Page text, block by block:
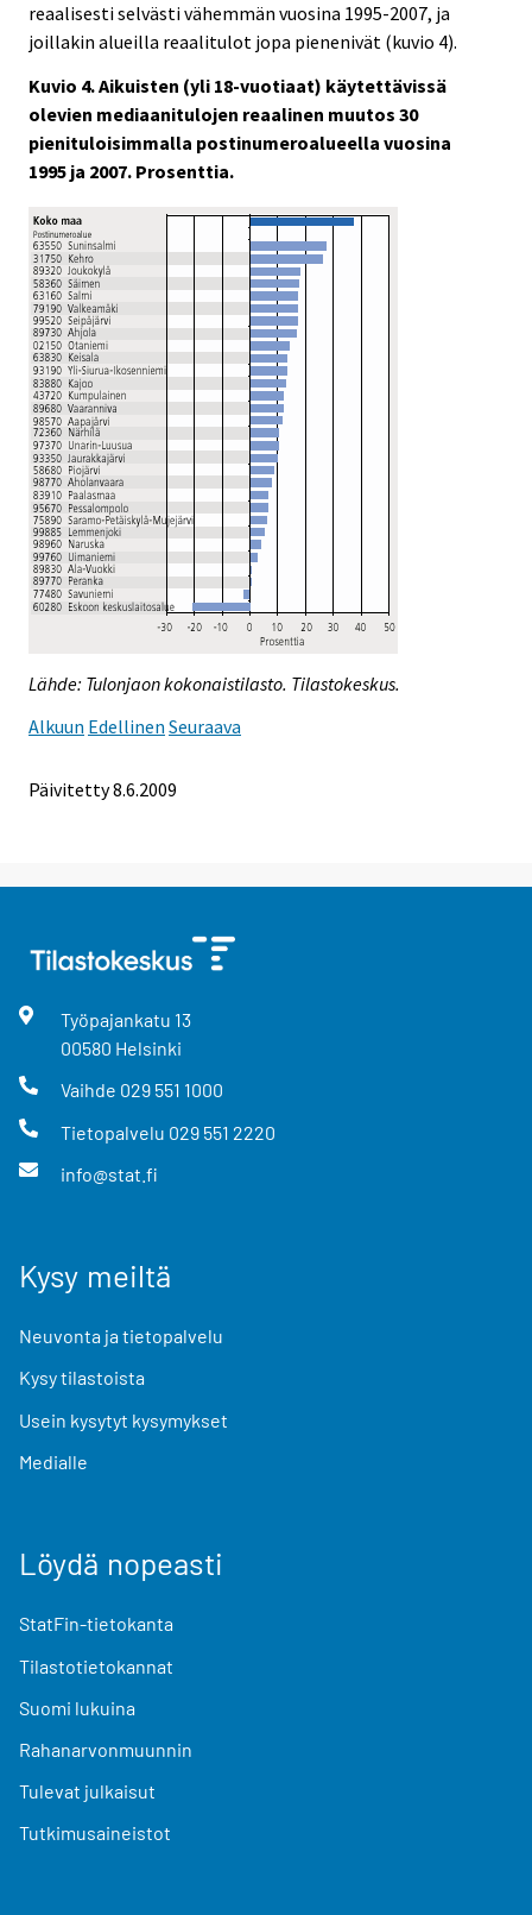
reaalisesti selvästi vähemmän vuosina 1995-2007, ja
joillakin alueilla reaalitulot jopa pienenivät (kuvio 4).
Kuvio 4. Aikuisten (yli 18-vuotiaat) käytettävissä
olevien mediaanitulojen reaalinen muutos 30
pienituloisimmalla postinumeroalueella vuosina
1995 ja 2007. Prosenttia.
Lähde: Tulonjaon kokonaistilasto. Tilastokeskus.
Alkuun Edellinen Seuraava
Päivitetty8.6.2009
Työpajankatu 13
00580 Helsinki
Vaihde 029 551 1000
Tietopalvelu 029 551 2220
info@stat.fi
Kysy meiltä
Neuvonta ja tietopalvelu
Kysy tilastoista
Usein kysytyt kysymykset
Medialle
Löydä nopeasti
StatFin-tietokanta
Tilastotietokannat
Suomi lukuina
Rahanarvonmuunnin
Tulevat julkaisut
Tutkimusaineistot